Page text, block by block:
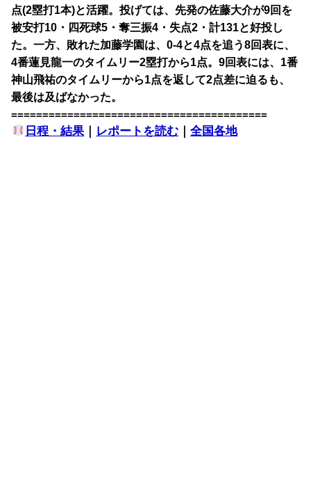
点(2塁打1本)と活躍。投げては、先発の佐藤大介が9回を
被安打10・四死球5・奪三振4・失点2・計131と好投し
た。一方、敗れた加藤学園は、0-4と4点を追う8回表に、
4番蓮見龍一のタイムリー2塁打から1点。9回表には、1番
神山飛祐のタイムリーから1点を返して2点差に迫るも、
最後は及ばなかった。
=========================================
日程・結果｜ レポートを読む ｜全国各地